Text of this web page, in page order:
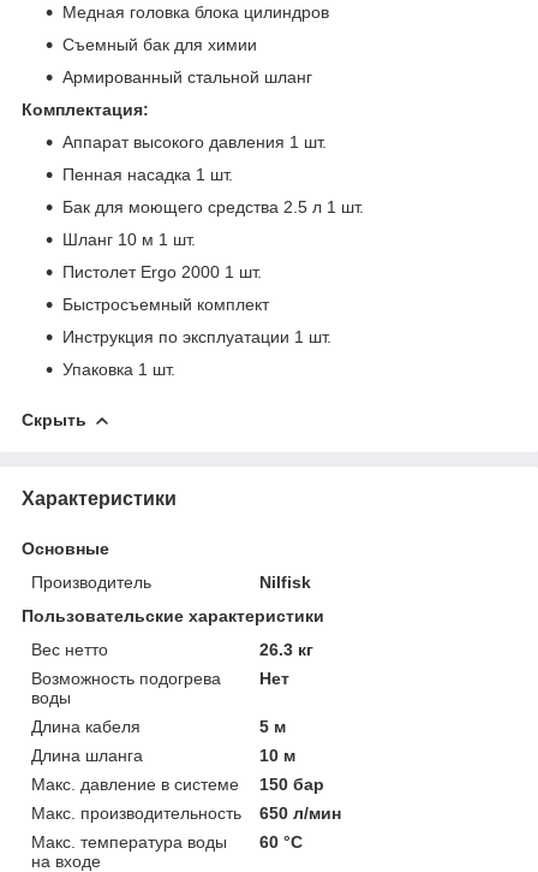
Медная головка блока цилиндров
Съемный бак для химии
Армированный стальной шланг
Комплектация:
Аппарат высокого давления 1 шт.
Пенная насадка 1 шт.
Бак для моющего средства 2.5 л 1 шт.
Шланг 10 м 1 шт.
Пистолет Ergo 2000 1 шт.
Быстросъемный комплект
Инструкция по эксплуатации 1 шт.
Упаковка 1 шт.
Скрыть
Характеристики
Основные
Производитель
Nilfisk
Пользовательские характеристики
Вес нетто
26.3 кг
Возможность подогрева
воды
Нет
Длина кабеля
5 м
Длина шланга
10 м
Макс. давление в системе
150 бар
Макс. производительность
650 л/мин
Макс. температура воды
на входе
60 °C